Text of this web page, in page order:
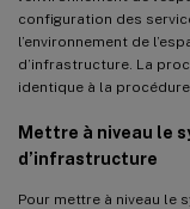
configuration des
l’environnement de
d’infrastructure. La
identique à la
Mettre à niveau le
d’infrastructure
Pour mettre à niveau le